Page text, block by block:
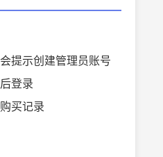
提示创建管理员账号
登录
买记录